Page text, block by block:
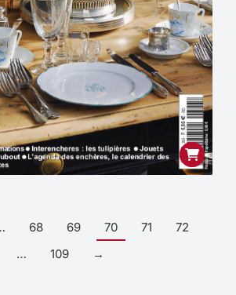
68 69 70 71
72
…
109 →